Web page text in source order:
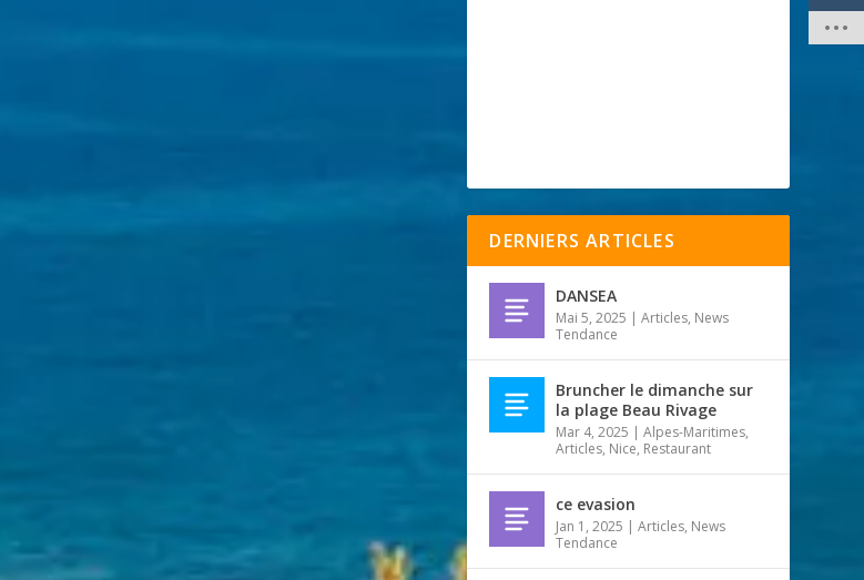
DERNIERS ARTICLES
DANSEA
Mai 5, 2025 |Articles, News
Tendance
Bruncher le dimanche sur
la plage Beau Rivage
Mar 4, 2025 |Alpes-Maritimes,
Articles, Nice, Restaurant
ce evasion
Jan 1, 2025 |Articles, News
Tendance